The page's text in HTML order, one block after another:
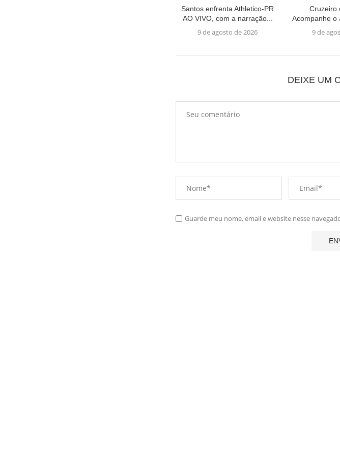
Santos enfrenta Athletico-PR
AO VIVO, com a narração...
9 de agosto de 2026
Cruzeiro
Acompanhe o
9 de
DEIXE UM
Guarde meu nome, email e website nesse